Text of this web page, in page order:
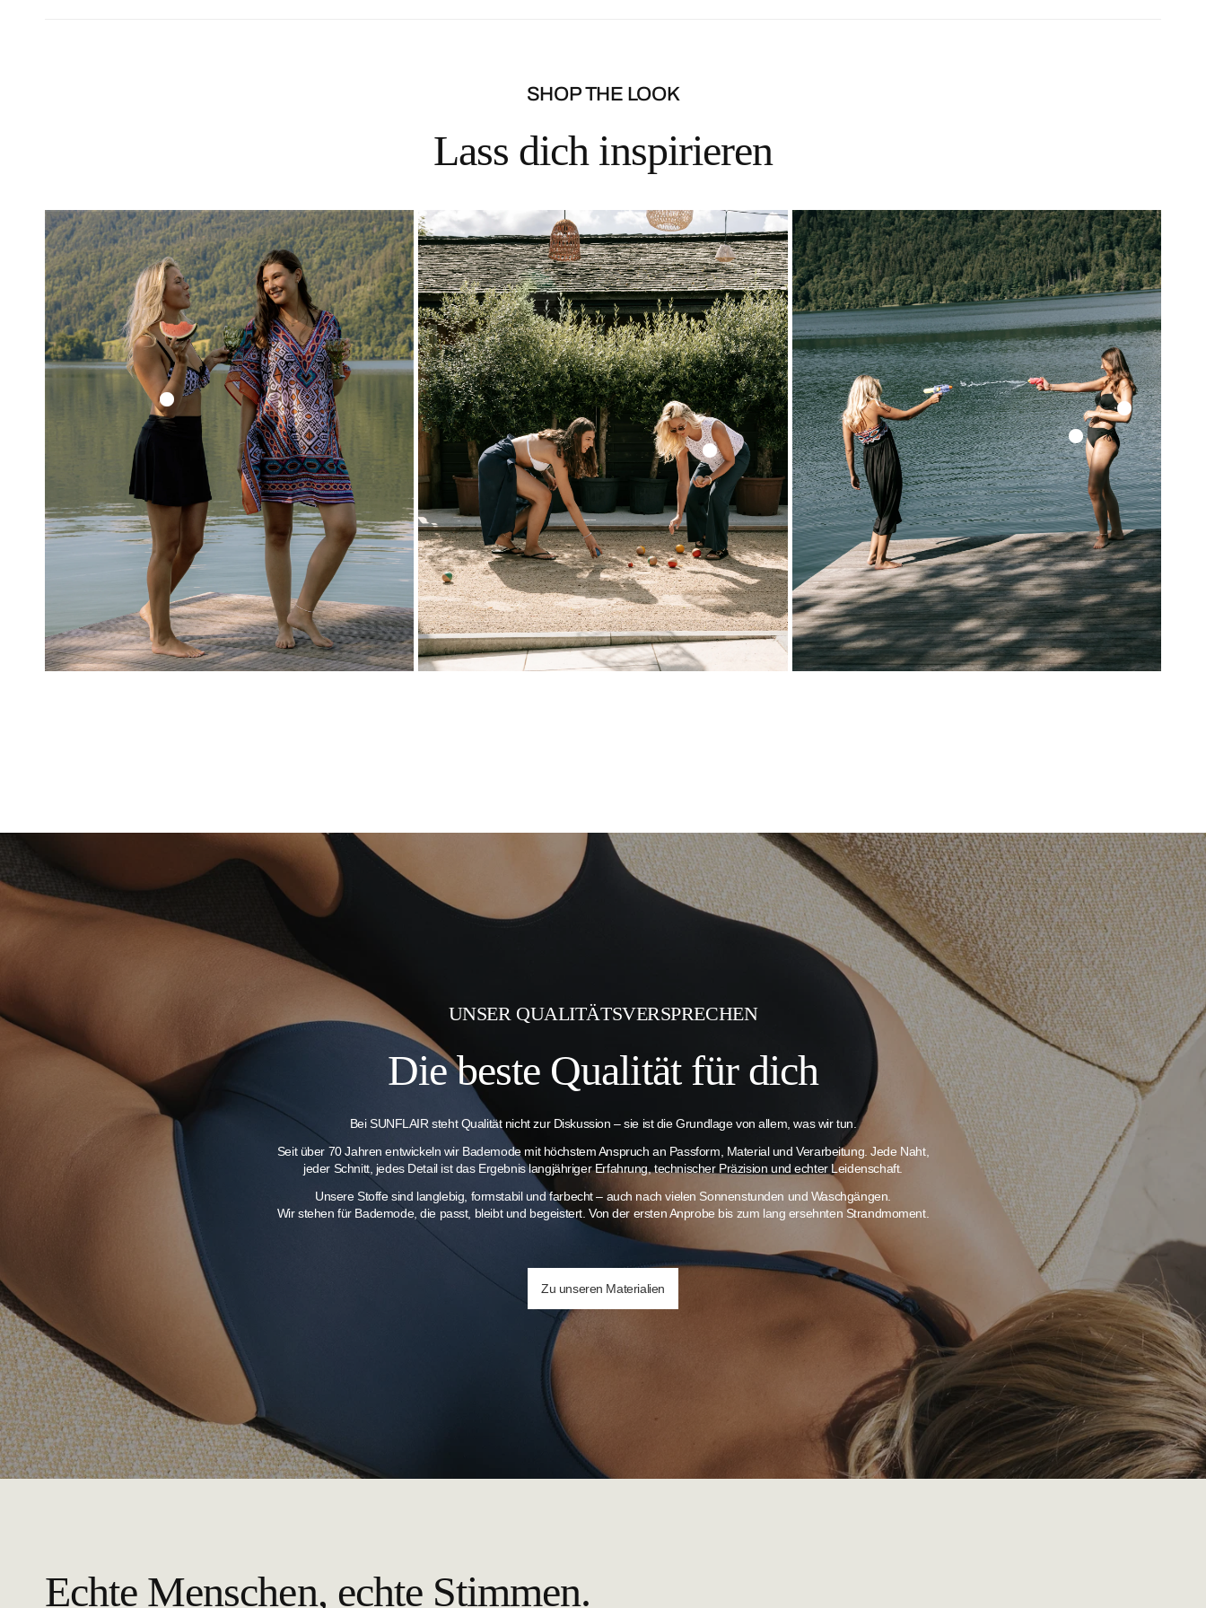
SHOP THE LOOK
Lass dich inspirieren
Ethno
Set
Solid
Lace
Top
Color
Up
Top
Color
Up
Top
UNSER QUALITÄTSVERSPRECHEN
Die beste Qualität für dich
Bei SUNFLAIR steht Qualität nicht zur Diskussion – sie ist die Grundlage von allem, was wir tun.
Seit über 70 Jahren entwickeln wir Bademode mit höchstem Anspruch an Passform, Material und Verarbeitung. Jede Naht,
jeder Schnitt, jedes Detail ist das Ergebnis langjähriger Erfahrung, technischer Präzision und echter Leidenschaft.
Unsere Stoffe sind langlebig, formstabil und farbecht – auch nach vielen Sonnenstunden und Waschgängen.
Wir stehen für Bademode, die passt, bleibt und begeistert. Von der ersten Anprobe bis zum lang ersehnten Strandmoment.
Zu unseren Materialien
Echte Menschen, echte Stimmen.